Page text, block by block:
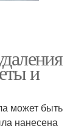
и
может быть
нанесена